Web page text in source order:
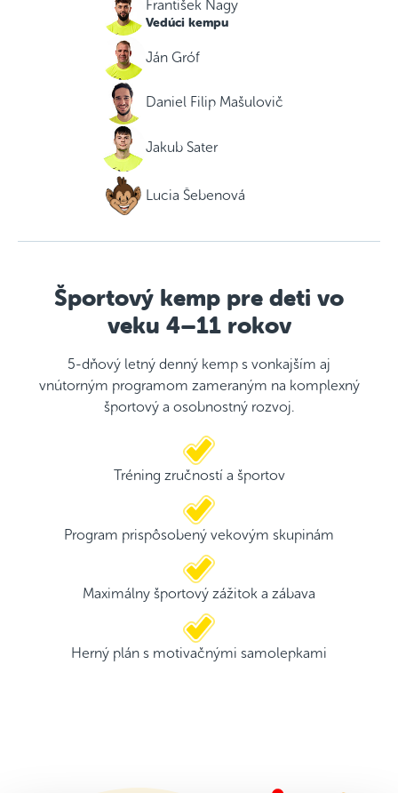
František Nagy
Vedúci kempu
Ján Gróf
Daniel Filip Mašulovič
Jakub Sater
Lucia Šebenová
Športový kemp pre deti vo
veku 4–11 rokov
5-dňový letný denný kemp s vonkajším aj
vnútorným programom zameraným na komplexný
športový a osobnostný rozvoj.
Tréning zručností a športov
Program prispôsobený vekovým skupinám
Maximálny športový zážitok a zábava
Herný plán s motivačnými samolepkami